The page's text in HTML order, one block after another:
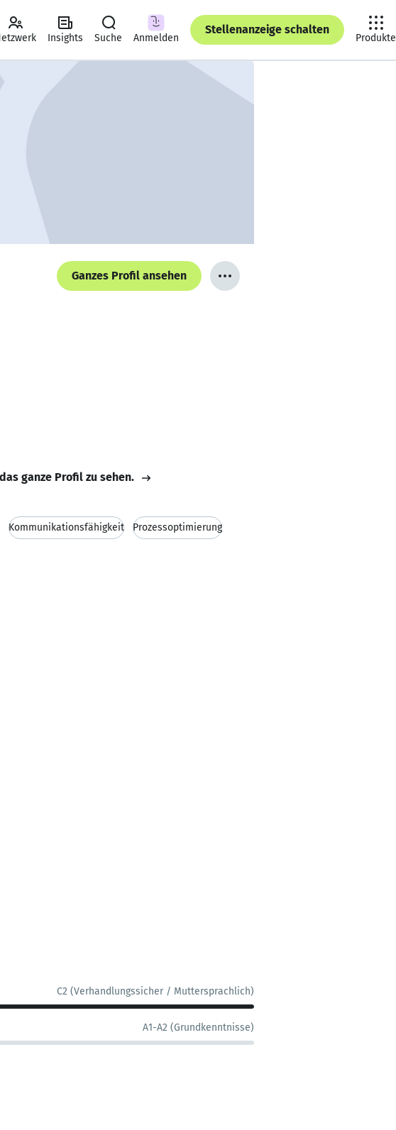
Insights Suche Anmelden
Stellenanzeige schalten
Produkte
Ganzes Profil ansehen
ganze Profil zu sehen.
Kommunikationsfähigkeit Prozessoptimierung
C2 (Verhandlungssicher / Muttersprachlich)
A1-A2 (Grundkenntnisse)